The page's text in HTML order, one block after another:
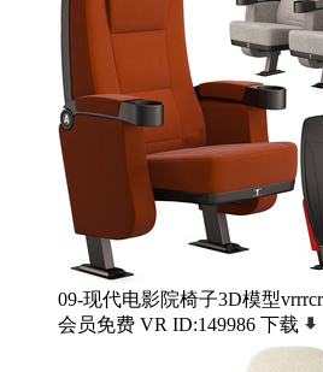
09-现代电影院椅子3D模型
会员免费 VR ID:149986 下载